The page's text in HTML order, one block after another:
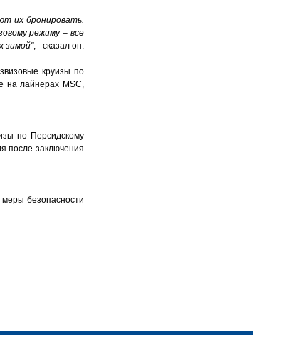
их бронировать.
режиму – все
зимой", - сказал он.
круизы по
на лайнерах MSC,
по Персидскому
после заключения
безопасности